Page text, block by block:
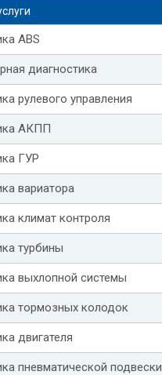
ABS
диагностика
рулевого управления
АКПП
ГУР
вариатора
климат контроля
турбины
выхлопной системы
тормозных колодок
двигателя
пневматической подвески